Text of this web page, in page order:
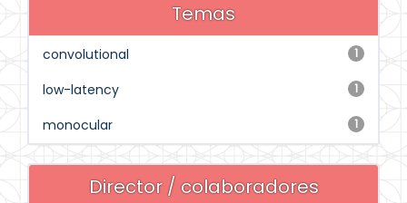
Temas
1
convolutional
1
low-latency
1
monocular
Director / colaboradores